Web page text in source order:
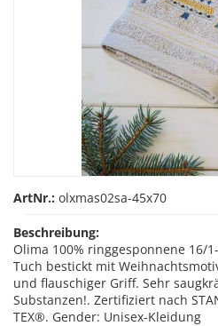
ArtNr.: olxmas02sa-45x70
Beschreibung:
Olima 100% ringgesponnene 16/1-Baumwolle, hochwertiges
Tuch bestickt mit
und flauschiger Griff. Sehr
Substanzen!. Zertifiziert nach
TEX®. Gender: Unisex-Kleidung